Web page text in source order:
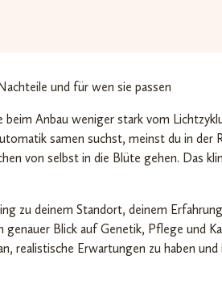
Anbau weniger stark vom
samen suchst, meinst du in der
von selbst in die Blüte gehen. Das
zu deinem Standort, deinem
Blick auf Genetik, Pflege und
realistische Erwartungen zu haben und